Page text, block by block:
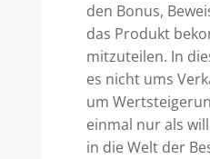
den Bonus,
das Produkt
mitzuteilen. In
es nicht ums
um
einmal nur als
in die Welt der